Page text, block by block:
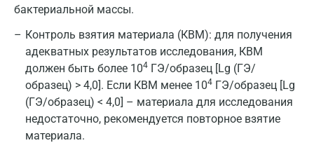
бактериальной массы.
Контроль взятия материала (КВМ): для получения
адекватных результатов исследования, КВМ
должен быть более 104 ГЭ/образец [Lg (ГЭ/
образец) > 4,0]. Если КВМ менее 104 ГЭ/образец [Lg
(ГЭ/образец) < 4,0] – материала для исследования
недостаточно, рекомендуется повторное взятие
материала.